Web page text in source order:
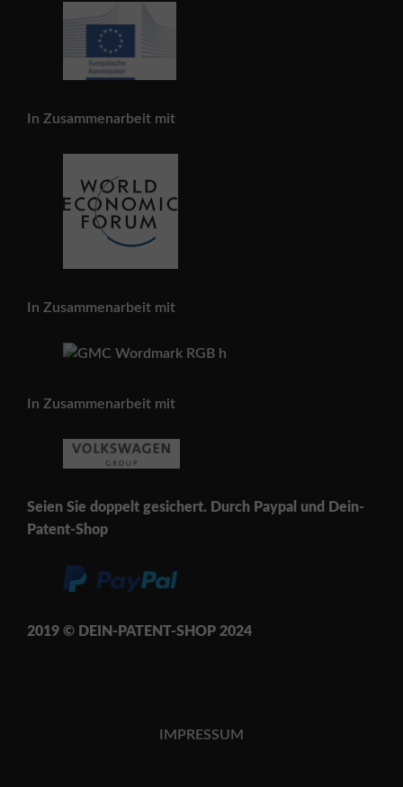
In Zusammenarbeit mit
In Zusammenarbeit mit
In Zusammenarbeit mit
Seien Sie doppelt gesichert. Durch Paypal und Dein-
Patent-Shop
2019 © DEIN-PATENT-SHOP 2024
IMPRESSUM